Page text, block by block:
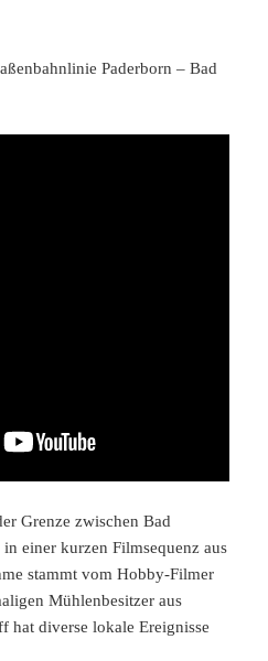
Paderborn – Bad
Grenze zwischen Bad
einer kurzen Filmsequenz aus
stammt vom Hobby-Filmer
Mühlenbesitzer aus
hat diverse lokale Ereignisse